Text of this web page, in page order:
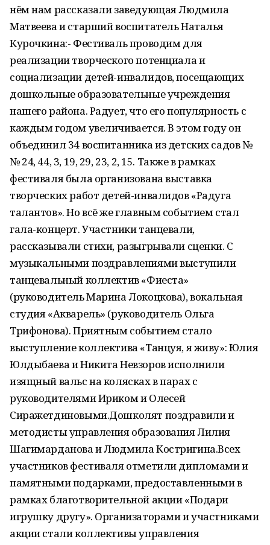
нём нам рассказали заведующая Людмила
Матвеева и старший воспитатель Наталья
Курочкина:- Фестиваль проводим для
реализации творческого потенциала и
социализации детей-инвалидов, посещающих
дошкольные образовательные учреждения
нашего района. Радует, что его популярность с
каждым годом увеличивается. В этом году он
объединил 34 воспитанника из детских садов №
№ 24, 44, 3, 19, 29, 23, 2, 15. Также в рамках
фестиваля была организована выставка
творческих работ детей-инвалидов «Радуга
талантов». Но всё же главным событием стал
гала-концерт. Участники танцевали,
рассказывали стихи, разыгрывали сценки. С
музыкальными поздравлениями выступили
танцевальный коллектив «Фиеста»
(руководитель Марина Локоцкова), вокальная
студия «Акварель» (руководитель Ольга
Трифонова). Приятным событием стало
выступление коллектива «Танцуя, я живу»: Юлия
Юлдыбаева и Никита Невзоров исполнили
изящный вальс на колясках в парах с
руководителями Ириком и Олесей
Сиражетдиновыми.Дошколят поздравили и
методисты управления образования Лилия
Шагимарданова и Людмила Костригина.Всех
участников фестиваля отметили дипломами и
памятными подарками, предоставленными в
рамках благотворительной акции «Подари
игрушку другу». Организаторами и участниками
акции стали коллективы управления